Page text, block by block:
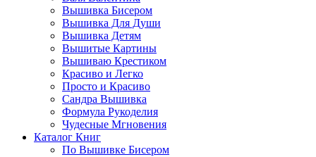
Вышивка Бисером
Вышивка Для Души
Вышивка Детям
Вышитые Картины
Вышиваю Крестиком
Красиво и Легко
Просто и Красиво
Сандра Вышивка
Формула Рукоделия
Чудесные Мгновения
Каталог Книг
По Вышивке Бисером